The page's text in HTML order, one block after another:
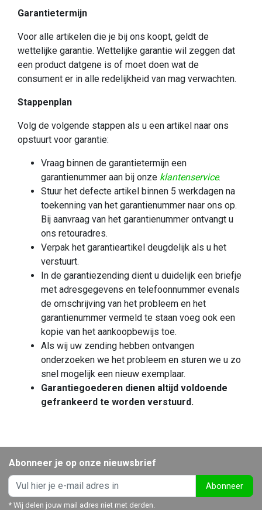
Garantietermijn
Voor alle artikelen die je bij ons koopt, geldt de
wettelijke garantie. Wettelijke garantie wil zeggen dat
een product datgene is of moet doen wat de
consument er in alle redelijkheid van mag verwachten.
Stappenplan
Volg de volgende stappen als u een artikel naar ons
opstuurt voor garantie:
Vraag binnen de garantietermijn een
garantienummer aan bij onze klantenservice.
Stuur het defecte artikel binnen 5 werkdagen na
toekenning van het garantienummer naar ons op.
Bij aanvraag van het garantienummer ontvangt u
ons retouradres.
Verpak het garantieartikel deugdelijk als u het
verstuurt.
In de garantiezending dient u duidelijk een briefje
met adresgegevens en telefoonnummer evenals
de omschrijving van het probleem en het
garantienummer vermeld te staan voeg ook een
kopie van het aankoopbewijs toe.
Als wij uw zending hebben ontvangen
onderzoeken we het probleem en sturen we u zo
snel mogelijk een nieuw exemplaar.
Garantiegoederen dienen altijd voldoende
gefrankeerd te worden verstuurd.
Abonneer je op onze nieuwsbrief
Abonneer
* Wij delen jouw mail adres niet met derden.